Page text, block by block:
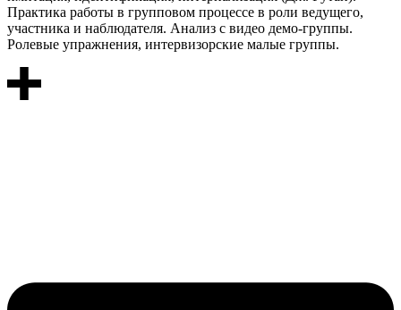
Практика работы в групповом процессе в роли ведущего,
участника и наблюдателя. Анализ с видео демо-группы.
Ролевые упражнения, интервизорские малые группы.